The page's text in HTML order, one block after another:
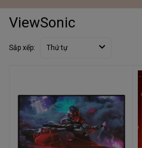
ViewSonic
Sắp xếp: Thứ tự